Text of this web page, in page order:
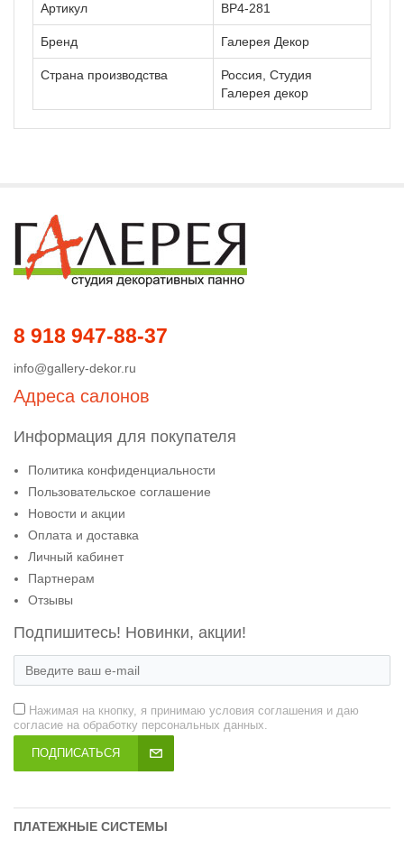
Артикул ВР4-281
Бренд Галерея Декор
Страна производства
Россия, Студия
Галерея декор
8 918 947-88-37
info@gallery-dekor.ru
Адреса салонов
Информация для покупателя
Политика конфиденциальности
Пользовательское соглашение
Новости и акции
Оплата и доставка
Личный кабинет
Партнерам
Отзывы
Подпишитесь! Новинки, акции!
Нажимая на кнопку, я принимаю условия соглашения и даю
согласие на обработку персональных данных.
ПОДПИСАТЬСЯ
ПЛАТЕЖНЫЕ СИСТЕМЫ